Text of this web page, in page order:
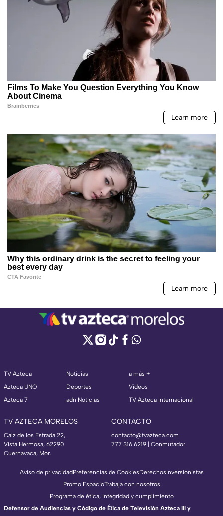
TV Azteca
Azteca UNO
Azteca 7
Noticias
Deportes
adn Noticias
a más +
Videos
TV Azteca Internacional
TV AZTECA MORELOS
Calz de los Estrada 22,
Vista Hermosa, 62290
Cuernavaca, Mor.
CONTACTO
contacto@tvazteca.com
777 316 6219 | Conmutador
Aviso de privacidadPreferencias de CookiesDerechosInversionistas
Promo EspacioTrabaja con nosotros
Programa de ética, integridad y cumplimiento
Defensor de Audiencias y Código de Ética de Televisión Azteca III y